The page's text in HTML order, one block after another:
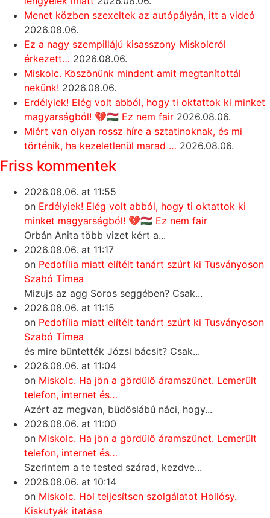
Menet közben szexeltek az autópályán, itt a videó
2026.08.06.
Ez a nagy szempillájú kisasszony Miskolcról
érkezett… 2026.08.06.
Miskolc. Köszönünk mindent amit megtanítottál
nekünk! 2026.08.06.
Erdélyiek! Elég volt abból, hogy ti oktattok ki minket
magyarságból! 💔🇭🇺 Ez nem fair 2026.08.06.
Miért van olyan rossz híre a sztatinoknak, és mi
történik, ha kezeletlenül marad … 2026.08.06.
Friss kommentek
2026.08.06. at 11:55
on Erdélyiek! Elég volt abból, hogy ti oktattok ki
minket magyarságból! 💔🇭🇺 Ez nem fair
Orbán Anita több vizet kért a...
2026.08.06. at 11:17
on Pedofília miatt elítélt tanárt szúrt ki Tusványoson
Szabó Tímea
Mizujs az agg Soros seggében? Csak...
2026.08.06. at 11:15
on Pedofília miatt elítélt tanárt szúrt ki Tusványoson
Szabó Tímea
és mire büntették Józsi bácsit? Csak...
2026.08.06. at 11:04
on Miskolc. Ha jön a gördülő áramszünet. Lemerült
telefon, internet és…
Azért az megvan, büdöslábú náci, hogy...
2026.08.06. at 11:00
on Miskolc. Ha jön a gördülő áramszünet. Lemerült
telefon, internet és…
Szerintem a te tested szárad, kezdve...
2026.08.06. at 10:14
on Miskolc. Hol teljesítsen szolgálatot Hollósy.
Kiskutyák itatása